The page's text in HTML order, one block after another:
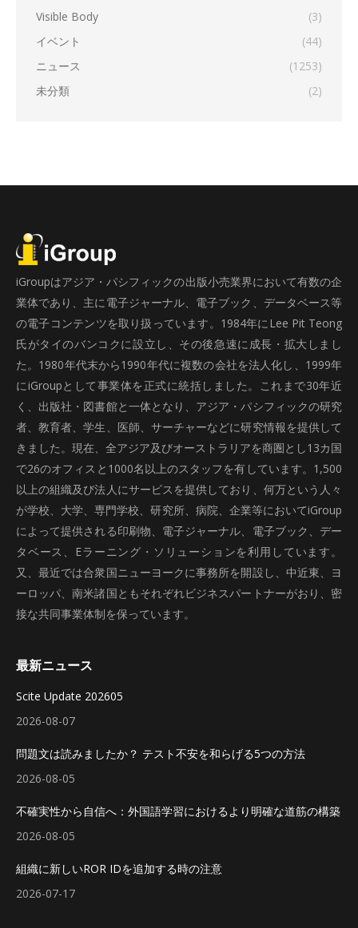
Visible Body
(3)
イベント
(44)
ニュース
(1253)
未分類
(2)
iGroupはアジア・パシフィックの出版小売業界において有数の企
業体であり、主に電子ジャーナル、電子ブック、データベース等
の電子コンテンツを取り扱っています。1984年にLee Pit Teong
氏がタイのバンコクに設立し、その後急速に成長・拡大しまし
た。1980年代末から1990年代に複数の会社を法人化し、1999年
にiGroupとして事業体を正式に統括しました。これまで30年近
く、出版社・図書館と一体となり、アジア・パシフィックの研究
者、教育者、学生、医師、サーチャーなどに研究情報を提供して
きました。現在、全アジア及びオーストラリアを商圏とし13カ国
で26のオフィスと1000名以上のスタッフを有しています。1,500
以上の組織及び法人にサービスを提供しており、何万という人々
が学校、大学、専門学校、研究所、病院、企業等においてiGroup
によって提供される印刷物、電子ジャーナル、電子ブック、デー
タベース、Eラーニング・ソリューションを利用しています。
又、最近では合衆国ニューヨークに事務所を開設し、中近東、ヨ
ーロッパ、南米諸国ともそれぞれビジネスパートナーがおり、密
接な共同事業体制を保っています。
最新ニュース
Scite Update 202605
2026-08-07
問題文は読みましたか？ テスト不安を和らげる5つの方法
2026-08-05
不確実性から自信へ：外国語学習におけるより明確な道筋の構築
2026-08-05
組織に新しいROR IDを追加する時の注意
2026-07-17